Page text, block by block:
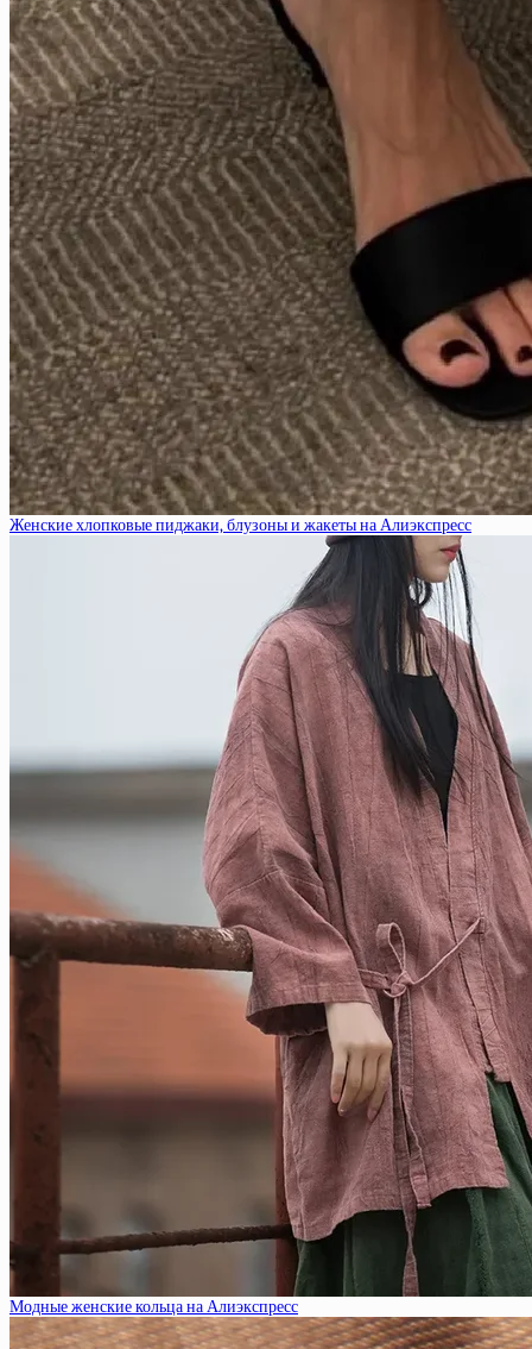
Женские хлопковые пиджаки, блузоны и жакеты на Алиэкспресс
Модные женские кольца на Алиэкспресс